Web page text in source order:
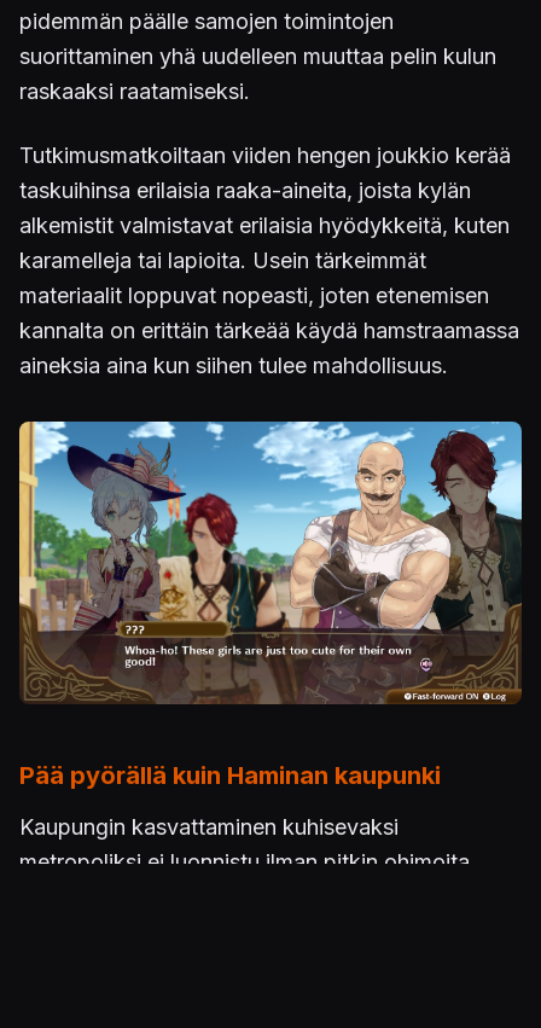
pidemmän päälle samojen toimintojen
suorittaminen yhä uudelleen muuttaa pelin kulun
raskaaksi raatamiseksi.
Tutkimusmatkoiltaan viiden hengen joukkio kerää
taskuihinsa erilaisia raaka-aineita, joista kylän
alkemistit valmistavat erilaisia hyödykkeitä, kuten
karamelleja tai lapioita. Usein tärkeimmät
materiaalit loppuvat nopeasti, joten etenemisen
kannalta on erittäin tärkeää käydä hamstraamassa
aineksia aina kun siihen tulee mahdollisuus.
Pää pyörällä kuin Haminan kaupunki
Kaupungin kasvattaminen kuhisevaksi
metropoliksi ei luonnistu ilman pitkin ohimoita